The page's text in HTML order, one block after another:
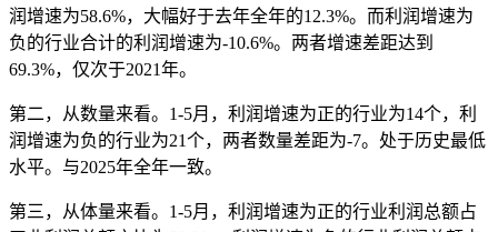
润增速为58.6%，大幅好于去年全年的12.3%。而利润增速为
负的行业合计的利润增速为-10.6%。两者增速差距达到
69.3%，仅次于2021年。
第二，从数量来看。1-5月，利润增速为正的行业为14个，利
润增速为负的行业为21个，两者数量差距为-7。处于历史最低
水平。与2025年全年一致。
第三，从体量来看。1-5月，利润增速为正的行业利润总额占